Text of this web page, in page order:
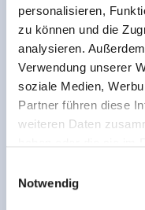
personalisieren,
zu können und die
analysieren.
Verwendung unserer
soziale Medien,
Partner führen diese
weiteren Daten
Notwendig